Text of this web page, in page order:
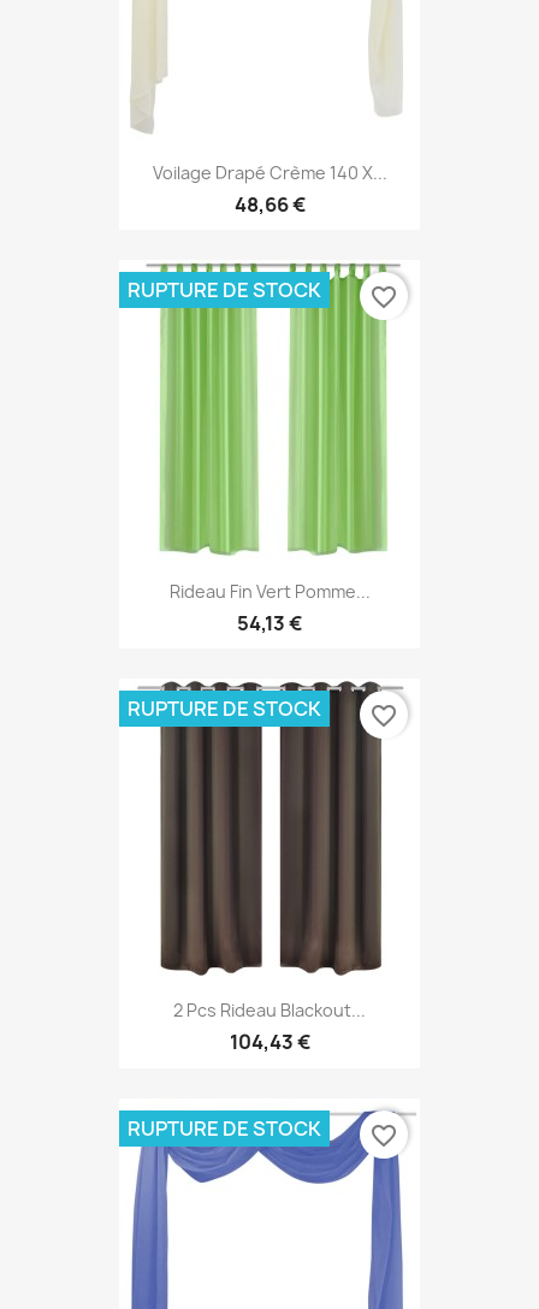
Voilage Drapé Crème 140 X...
48,66 €
Rideau Fin Vert Pomme...
54,13 €
RUPTURE DE STOCK favorite_border
2 Pcs Rideau Blackout...
104,43 €
RUPTURE DE STOCK favorite_border
RUPTURE DE STOCK favorite_border